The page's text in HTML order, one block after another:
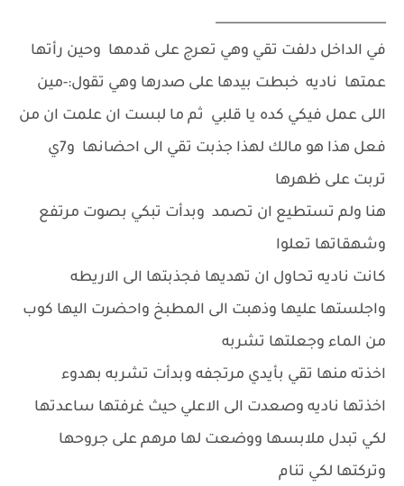
___________________________
في الداخل دلفت تقي وهي تعرج على قدمها وحين رأتها
عمتها ناديه خبطت بيدها على صدرها وهي تقول:-مين
اللى عمل فيكي كده يا قلبي ثم ما لبست ان علمت ان من
فعل هذا هو مالك لهذا جذبت تقي الى احضانها و7ي
تربت على ظهرها
هنا ولم تستطيع ان تصمد وبدأت تبكي بصوت مرتفع
وشهقاتها تعلوا
كانت ناديه تحاول ان تهديها فجذبتها الى الاريطه
واجلستها عليها وذهبت الى المطبخ واحضرت اليها كوب
من الماء وجعلتها تشربه
اخذته منها تقي بأيدي مرتجفه وبدأت تشربه بهدوء
اخذتها ناديه وصعدت الى الاعلي حيث غرفتها ساعدتها
لكي تبدل ملابسها ووضعت لها مرهم على جروحها
وتركتها لكي تنام